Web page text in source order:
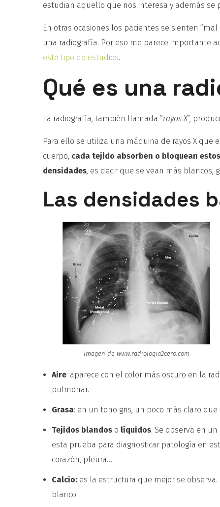
estudian aquello que nos interesa y además se
En otras ocasiones los pacientes se sienten
una radiografía. Por eso me parece importante
este tipo de estudios.
Qué es una
La radiografía, también llamada “rayos X“,
Para ello se utiliza una máquina de rayos X
cuerpo, cada tejido absorben o bloquean
densidades, es decir que se vean más blancos,
Las densidades
Imagen de www.radiologia2cero.com
Aire: aparece con el color más oscuro en la
pulmonar.
Grasa: en un tono gris, un poco más claro
Tejidos blandoso líquidos. Se observa en
esta prueba para diagnosticar patología en
corazón, pleura…
Calcio:es la estructura que mejor se
blanco.